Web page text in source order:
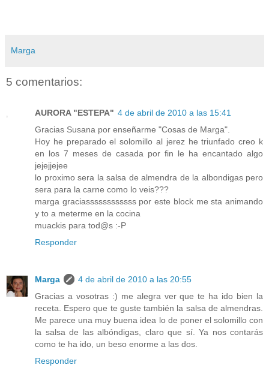
Marga
5 comentarios:
AURORA "ESTEPA" 4 de abril de 2010 a las 15:41
Gracias Susana por enseñarme "Cosas de Marga".
Hoy he preparado el solomillo al jerez he triunfado creo k
en los 7 meses de casada por fin le ha encantado algo
jejejjejee
lo proximo sera la salsa de almendra de la albondigas pero
sera para la carne como lo veis???
marga graciassssssssssss por este block me sta animando
y to a meterme en la cocina
muackis para tod@s :-P
Responder
Marga
4 de abril de 2010 a las 20:55
Gracias a vosotras :) me alegra ver que te ha ido bien la
receta. Espero que te guste también la salsa de almendras.
Me parece una muy buena idea lo de poner el solomillo con
la salsa de las albóndigas, claro que sí. Ya nos contarás
como te ha ido, un beso enorme a las dos.
Responder